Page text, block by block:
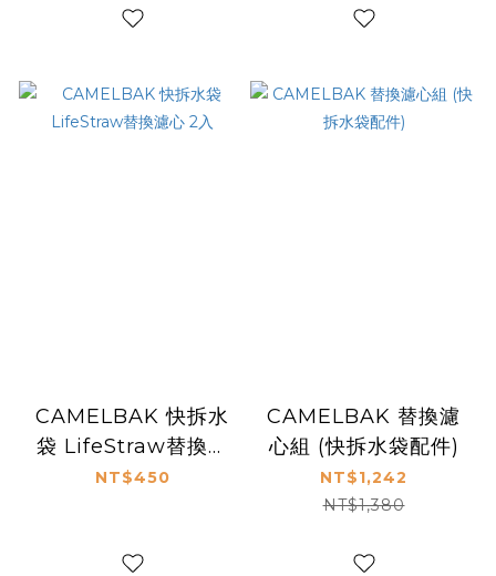
CAMELBAK 快拆水
袋 LifeStraw替換濾
心 2入
NT$450
CAMELBAK 替換濾
心組 (快拆水袋配件)
NT$1,242
NT$1,380